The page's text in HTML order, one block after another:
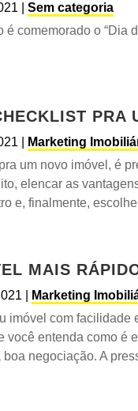
|Sem categoria
comemorado o “Dia
PRA
Marketing
um novo imóvel, é
elencar as
e, finalmente,
MAIS
Marketing
imóvel com facilidade
você entenda como é
negociação. A